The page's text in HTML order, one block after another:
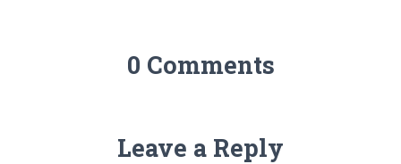
0 Comments
Leave a Reply